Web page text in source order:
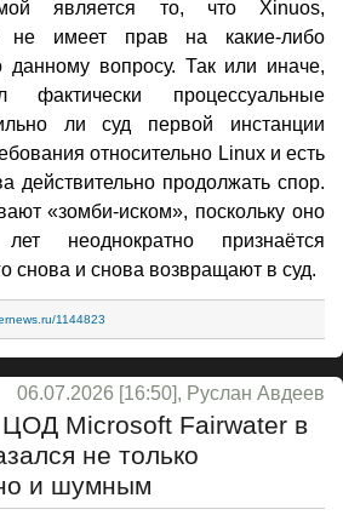
является то, что Xinuos,
не имеет прав на какие-либо
вопросу. Так или иначе,
фактически процессуальные
ли суд первой инстанции
относительно Linux и есть
действительно продолжать спор.
«зомби-иском», поскольку оно
неоднократно признаётся
снова и снова возвращают в суд.
1144823
06.07.2026 [16:50], Руслан Авдеев
Microsoft Fairwater в
не только
и шумным